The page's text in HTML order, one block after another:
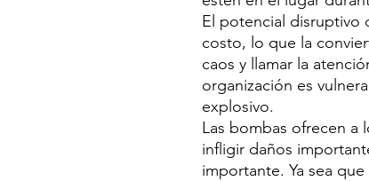
El potencial disruptivo
costo, lo que la
caos y llamar la
organización es
explosivo.
Las bombas ofrecen a
infligir daños
importante. Ya sea